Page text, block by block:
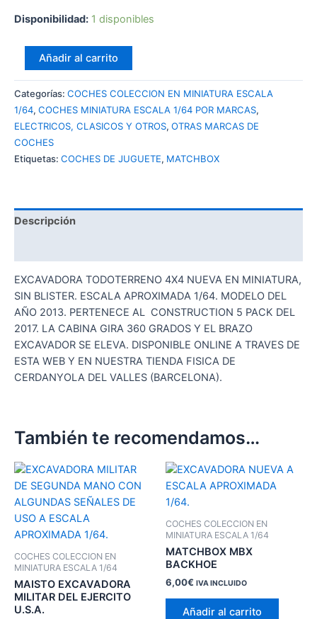
Disponibilidad: 1 disponibles
MATCHBOX
G10
GRABBER
cantidad
Añadir al carrito
Categorías: COCHES COLECCION EN MINIATURA ESCALA
1/64, COCHES MINIATURA ESCALA 1/64 POR MARCAS,
ELECTRICOS, CLASICOS Y OTROS, OTRAS MARCAS DE
COCHES
Etiquetas: COCHES DE JUGUETE, MATCHBOX
Descripción
EXCAVADORA TODOTERRENO 4X4 NUEVA EN MINIATURA,
SIN BLISTER. ESCALA APROXIMADA 1/64. MODELO DEL
AÑO 2013. PERTENECE AL CONSTRUCTION 5 PACK DEL
2017. LA CABINA GIRA 360 GRADOS Y EL BRAZO
EXCAVADOR SE ELEVA. DISPONIBLE ONLINE A TRAVES DE
ESTA WEB Y EN NUESTRA TIENDA FISICA DE
CERDANYOLA DEL VALLES (BARCELONA).
También te recomendamos…
COCHES COLECCION EN
MINIATURA ESCALA 1/64
MAISTO EXCAVADORA
MILITAR DEL EJERCITO
U.S.A.
COCHES COLECCION EN
MINIATURA ESCALA 1/64
MATCHBOX MBX
BACKHOE
6,00€ IVA INCLUIDO
Añadir al carrito